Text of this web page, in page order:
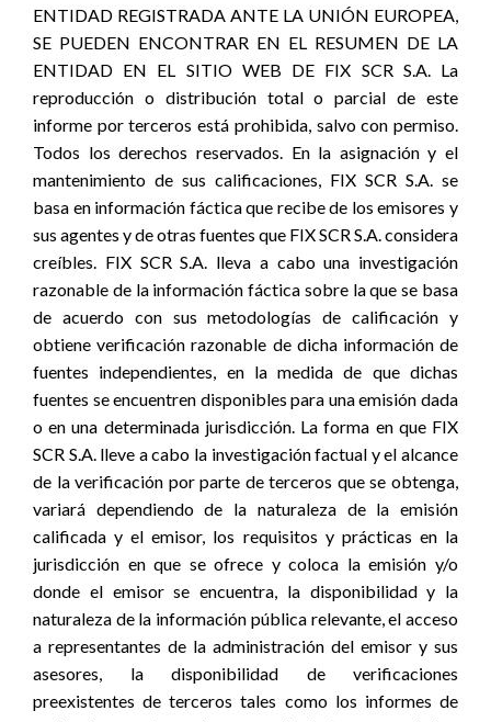
ENTIDAD REGISTRADA ANTE LA UNIÓN EUROPEA,
SE PUEDEN ENCONTRAR EN EL RESUMEN DE LA
ENTIDAD EN EL SITIO WEB DE FIX SCR S.A. La
reproducción o distribución total o parcial de este
informe por terceros está prohibida, salvo con permiso.
Todos los derechos reservados. En la asignación y el
mantenimiento de sus calificaciones, FIX SCR S.A. se
basa en información fáctica que recibe de los emisores y
sus agentes y de otras fuentes que FIX SCR S.A. considera
creíbles. FIX SCR S.A. lleva a cabo una investigación
razonable de la información fáctica sobre la que se basa
de acuerdo con sus metodologías de calificación y
obtiene verificación razonable de dicha información de
fuentes independientes, en la medida de que dichas
fuentes se encuentren disponibles para una emisión dada
o en una determinada jurisdicción. La forma en que FIX
SCR S.A. lleve a cabo la investigación factual y el alcance
de la verificación por parte de terceros que se obtenga,
variará dependiendo de la naturaleza de la emisión
calificada y el emisor, los requisitos y prácticas en la
jurisdicción en que se ofrece y coloca la emisión y/o
donde el emisor se encuentra, la disponibilidad y la
naturaleza de la información pública relevante, el acceso
a representantes de la administración del emisor y sus
asesores, la disponibilidad de verificaciones
preexistentes de terceros tales como los informes de